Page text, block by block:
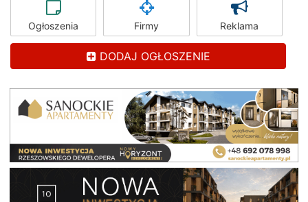
Ogłoszenia Firmy Reklama
DODAJ OGŁOSZENIE